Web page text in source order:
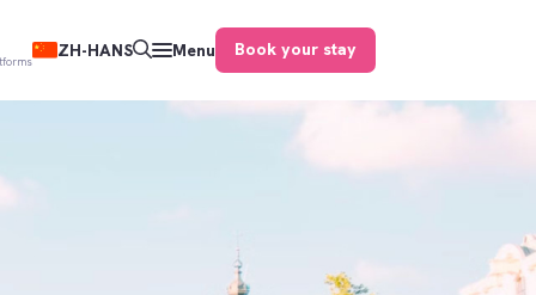
ZH-HANS Menu Book your stay